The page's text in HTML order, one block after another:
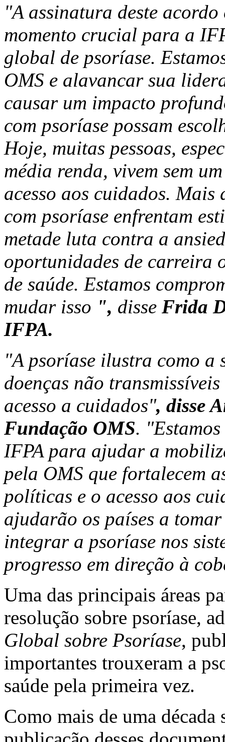
"A assinatura deste
momento crucial para a
global de psoríase.
OMS e alavancar sua
causar um impacto
com psoríase possam
Hoje, muitas pessoas,
média renda, vivem sem
acesso aos cuidados. Mais
com psoríase enfrentam
metade luta contra a
oportunidades de carreira
de saúde. Estamos
mudar isso ", disse Frida
IFPA.
"A psoríase ilustra como a
doenças não
acesso a cuidados", disse
Fundação OMS.
IFPA para ajudar a
pela OMS que fortalecem
políticas e o acesso aos
ajudarão os países a
integrar a psoríase nos
progresso em direção à
Uma das principais áreas
resolução sobre psoríase,
Global sobre Psoríase,
importantes trouxeram a
saúde pela primeira vez.
Como mais de uma década